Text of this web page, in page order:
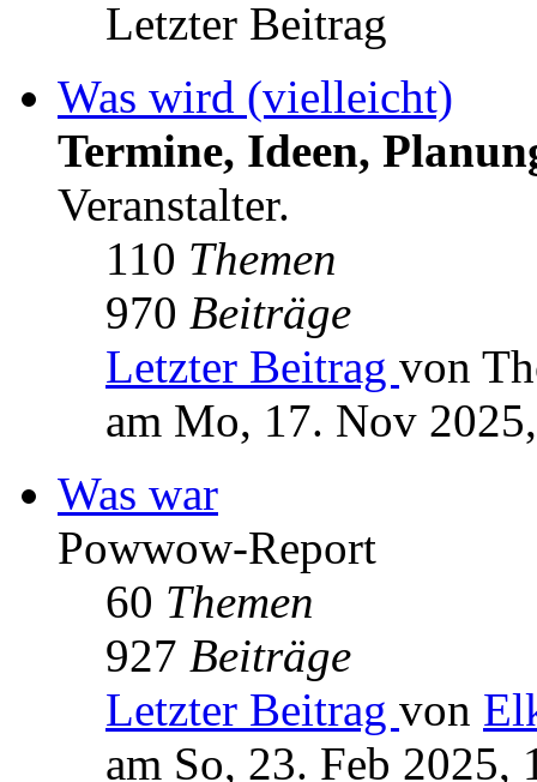
Letzter Beitrag
Was wird (vielleicht)
Termine, Ideen,
Veranstalter.
110 Themen
970 Beiträge
Letzter Beitrag von
am Mo, 17. Nov
Was war
Powwow-Report
60 Themen
927 Beiträge
Letzter Beitrag von
am So, 23. Feb 2025,